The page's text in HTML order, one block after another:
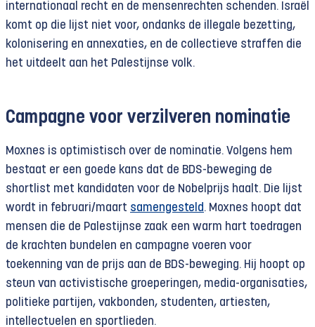
internationaal recht en de mensenrechten schenden. Israël
komt op die lijst niet voor, ondanks de illegale bezetting,
kolonisering en annexaties, en de collectieve straffen die
het uitdeelt aan het Palestijnse volk.
Campagne voor verzilveren nominatie
Moxnes is optimistisch over de nominatie. Volgens hem
bestaat er een goede kans dat de BDS-beweging de
shortlist met kandidaten voor de Nobelprijs haalt. Die lijst
wordt in februari/maart samengesteld. Moxnes hoopt dat
mensen die de Palestijnse zaak een warm hart toedragen
de krachten bundelen en campagne voeren voor
toekenning van de prijs aan de BDS-beweging. Hij hoopt op
steun van activistische groeperingen, media-organisaties,
politieke partijen, vakbonden, studenten, artiesten,
intellectuelen en sportlieden.